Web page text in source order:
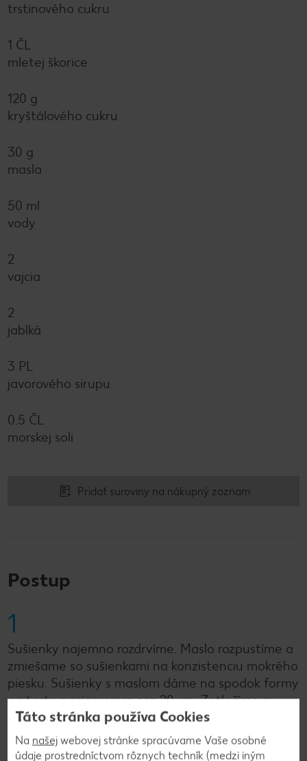
trstinového cukru
1 ČL
mletej škorice
120 g
kryštálového cukru
30 g
masla
50 ml
vody
2
vajcia
2
jablká
3 PL
javorového sirupu
0.5 ČL
morskej soli
Pridať suroviny na nákupný zoznam
Postup
1
Sušienky najemno rozdrvíme. Maslo rozpustíme a
zmiešame so sušienkami na konzistenciu mokrého
piesku. Sušienky s maslom dáme na spodok formy
na tortu s priemerom cca 20 cm. Zatlačíme a
uložíme do chladničky.
Táto stránka používa Cookies
Na našej webovej stránke spracúvame Vaše osobné
údaje prostredníctvom rôznych techník (medzi iným